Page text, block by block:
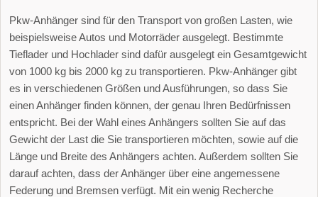
Pkw-Anhänger sind für den Transport von großen Lasten, wie
beispielsweise Autos und Motorräder ausgelegt. Bestimmte
Tieflader und Hochlader sind dafür ausgelegt ein Gesamtgewicht
von 1000 kg bis 2000 kg zu transportieren. Pkw-Anhänger gibt
es in verschiedenen Größen und Ausführungen, so dass Sie
einen Anhänger finden können, der genau Ihren Bedürfnissen
entspricht. Bei der Wahl eines Anhängers sollten Sie auf das
Gewicht der Last die Sie transportieren möchten, sowie auf die
Länge und Breite des Anhängers achten. Außerdem sollten Sie
darauf achten, dass der Anhänger über eine angemessene
Federung und Bremsen verfügt. Mit ein wenig Recherche